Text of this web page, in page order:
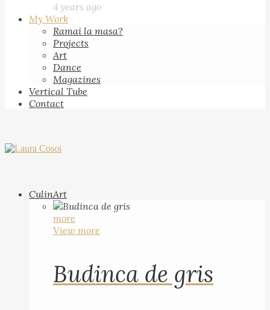
4 years ago
My Work
Ramai la masa?
Projects
Art
Dance
Magazines
Vertical Tube
Contact
CulinArt
more
View more
Budinca de gris